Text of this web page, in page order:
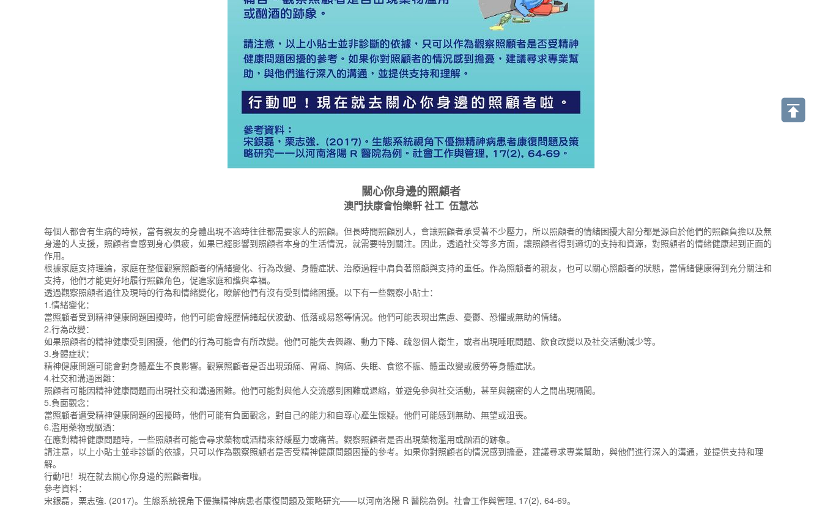
關心你身邊的照顧者
澳門扶康會怡樂軒 社工 伍慧芯
每個人都會有生病的時候，當有親友的身體出現不適時往往都需要家人的照顧。但長時間照顧別人，會讓照顧者承受著不少壓力，所以照顧者的情緒困擾大部分都是源自於他們的照顧負擔以及無
身邊的人支援，照顧者會感到身心俱疲，如果已經影響到照顧者本身的生活情況，就需要特別關注。因此，透過社交等多方面，讓照顧者得到適切的支持和資源，對照顧者的情緒健康起到正面的
作用。
根據家庭支持理論，家庭在整個觀察照顧者的情緒變化、行為改變、身體症狀、治療過程中肩負著照顧與支持的重任。作為照顧者的親友，也可以關心照顧者的狀態，當情緒健康得到充分關注和
支持，他們才能更好地履行照顧角色，促進家庭和諧與幸福。
透過觀察照顧者過往及現時的行為和情緒變化，瞭解他們有沒有受到情緒困擾。以下有一些觀察小貼士：
1.情緒變化：
當照顧者受到精神健康問題困擾時，他們可能會經歷情緒起伏波動、低落或易怒等情況。他們可能表現出焦慮、憂鬱、恐懼或無助的情緒。
2.行為改變：
如果照顧者的精神健康受到困擾，他們的行為可能會有所改變。他們可能失去興趣、動力下降、疏忽個人衛生，或者出現睡眠問題、飲食改變以及社交活動減少等。
3.身體症狀：
精神健康問題可能會對身體產生不良影響。觀察照顧者是否出現頭痛、胃痛、胸痛、失眠、食慾不振、體重改變或疲勞等身體症狀。
4.社交和溝通困難：
照顧者可能因精神健康問題而出現社交和溝通困難。他們可能對與他人交流感到困難或退縮，並避免參與社交活動，甚至與親密的人之間出現隔閡。
5.負面觀念：
當照顧者遭受精神健康問題的困擾時，他們可能有負面觀念，對自己的能力和自尊心產生懷疑。他們可能感到無助、無望或沮喪。
6.濫用藥物或酗酒：
在應對精神健康問題時，一些照顧者可能會尋求藥物或酒精來舒緩壓力或痛苦。觀察照顧者是否出現藥物濫用或酗酒的跡象。
請注意，以上小貼士並非診斷的依據，只可以作為觀察照顧者是否受精神健康問題困擾的參考。如果你對照顧者的情況感到擔憂，建議尋求專業幫助，與他們進行深入的溝通，並提供支持和理
解。
行動吧！現在就去關心你身邊的照顧者啦。
參考資料：
宋銀磊，栗志強. (2017)。生態系統視角下優撫精神病患者康復問題及策略研究——以河南洛陽 R 醫院為例。社會工作與管理, 17(2), 64-69。